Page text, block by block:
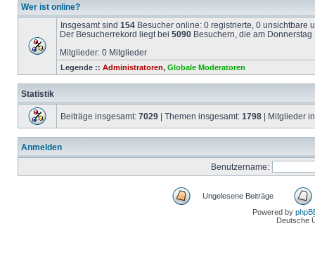
Wer ist online?
Insgesamt sind 154 Besucher online: 0 registrierte, 0 unsichtbare
Der Besucherrekord liegt bei 5090 Besuchern, die am
Mitglieder: 0 Mitglieder
Legende :: Administratoren, Globale Moderatoren
Statistik
Beiträge insgesamt: 7029 | Themen insgesamt: 1798 | Mitglieder
Anmelden
Benutzername:
Ungelesene Beiträge
Powered by
Deutsche